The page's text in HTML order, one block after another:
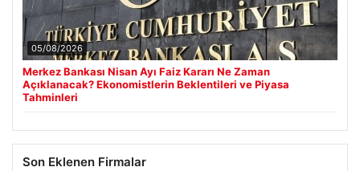
05/08/2026
Merkez Bankası Nisan Ayı Faiz Kararı Ne Zaman
Açıklanacak? Ekonomistlerin Beklentileri ve Piyasa
Tahminleri
Son Eklenen Firmalar